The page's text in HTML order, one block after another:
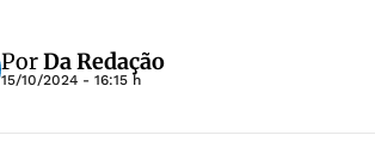
PorDa Redação
15/10/2024 - 16:15 h